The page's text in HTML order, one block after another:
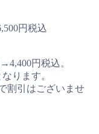
円税込
円税込。
ります。
割引はございませ